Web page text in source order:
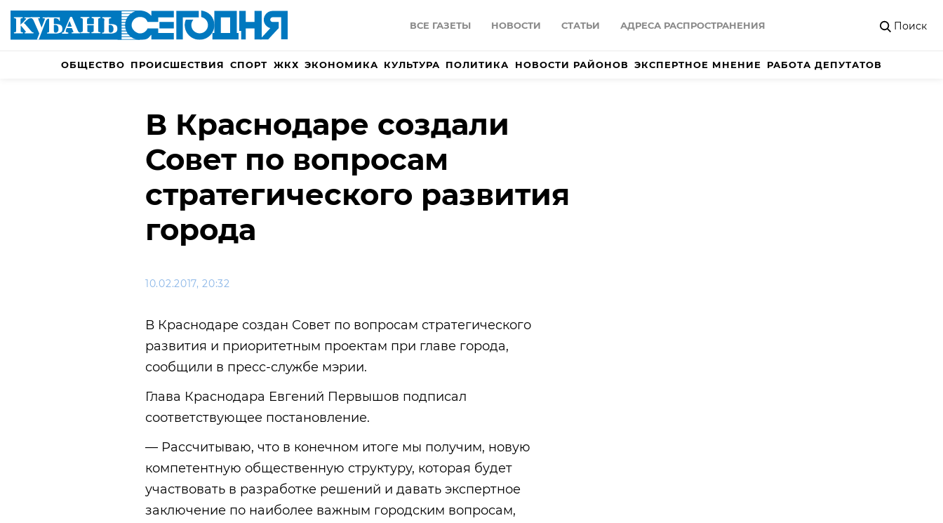
ВСЕ ГАЗЕТЫ НОВОСТИ СТАТЬИ АДРЕСА РАСПРОСТРАНЕНИЯ Поиск
ОБЩЕСТВО ПРОИСШЕСТВИЯ СПОРТ ЖКХ ЭКОНОМИКА КУЛЬТУРА ПОЛИТИКА НОВОСТИ РАЙОНОВ ЭКСПЕРТНОЕ МНЕНИЕ РАБОТА ДЕПУТАТОВ
В Краснодаре создали
Совет по вопросам
стратегического развития
города
10.02.2017, 20:32
В Краснодаре создан Совет по вопросам стратегического
развития и приоритетным проектам при главе города,
сообщили в пресс-службе мэрии.
Глава Краснодара Евгений Первышов подписал
соответствующее постановление.
— Рассчитываю, что в конечном итоге мы получим, новую
компетентную общественную структуру, которая будет
участвовать в разработке решений и давать экспертное
заключение по наиболее важным городским вопросам,